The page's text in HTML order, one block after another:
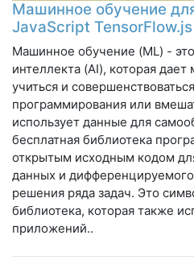
Машинное обучение
JavaScript TensorFlow.js
Машинное обучение (ML) -
интеллекта (AI), которая
учиться и
программирования или
использует данные для
бесплатная библиотека
открытым исходным кодом
данных и
решения ряда задач. Это
библиотека, которая также
приложений..